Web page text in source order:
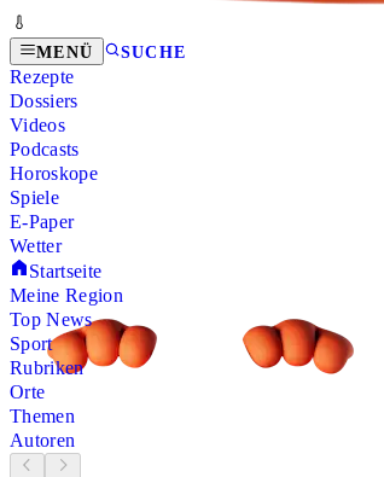
MENÜ SUCHE
Rezepte
Dossiers
Videos
Podcasts
Horoskope
Spiele
E-Paper
Wetter
Startseite
Meine Region
Top News
Sport
Rubriken
Orte
Themen
Autoren